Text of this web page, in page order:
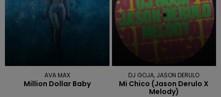
AVA MAX
Million Dollar Baby
DJ GOJA, JASON DERULO
Mi Chico (jason Derulo X
Melody)